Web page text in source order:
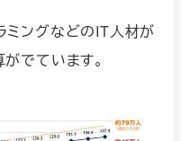
ミングなどのIT人材が
でています。